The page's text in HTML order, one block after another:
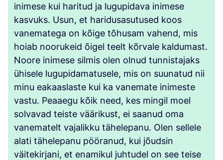
inimese kui haritud ja lugupidava inimese
kasvuks. Usun, et haridusasutused koos
vanematega on kõige tõhusam vahend, mis
hoiab noorukeid õigel teelt kõrvale kaldumast.
Noore inimese silmis olen olnud tunnistajaks
ühisele lugupidamatusele, mis on suunatud nii
minu eakaaslaste kui ka vanemate inimeste
vastu. Peaaegu kõik need, kes mingil moel
solvavad teiste väärikust, ei saanud oma
vanematelt vajalikku tähelepanu. Olen sellele
alati tähelepanu pööranud, kui jõudsin
väitekirjani, et enamikul juhtudel on see teise